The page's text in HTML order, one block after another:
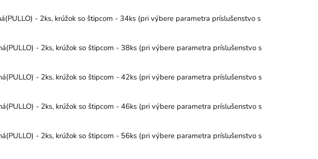
- 2ks, krúžok so štipcom - 34ks (pri výbere parametra príslušenstvo s
- 2ks, krúžok so štipcom - 38ks (pri výbere parametra príslušenstvo s
- 2ks, krúžok so štipcom - 42ks (pri výbere parametra príslušenstvo s
- 2ks, krúžok so štipcom - 46ks (pri výbere parametra príslušenstvo s
- 2ks, krúžok so štipcom - 56ks (pri výbere parametra príslušenstvo s